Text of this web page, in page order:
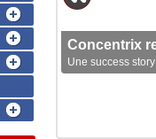
Concentrix
Une success